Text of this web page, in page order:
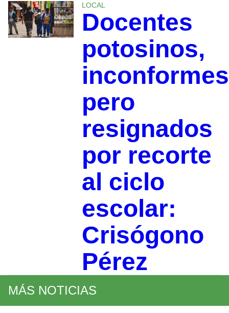
LOCAL
Docentes
potosinos,
inconformes
pero
resignados
por recorte
al ciclo
escolar:
Crisógono
Pérez
MÁS NOTICIAS